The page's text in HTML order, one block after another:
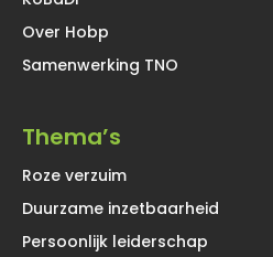
Over Hobp
Samenwerking TNO
Thema’s
Roze verzuim
Duurzame inzetbaarheid
Persoonlijk leiderschap